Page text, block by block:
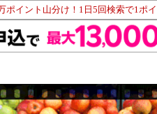
ポイント山分け！1日5回検索で1ポ